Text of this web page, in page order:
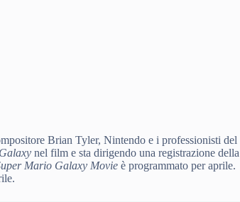
Brian Tyler, Nintendo e i professionisti del
Galaxy nel film e sta dirigendo una registrazione della
Mario Galaxy Movie è programmato per aprile.